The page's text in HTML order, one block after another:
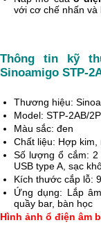
với cơ chế nhấn và
Thông tin kỹ
Sinoamigo STP-
Thương hiệu:
Model: STP-2AB/
Màu sắc: đen
Chất liệu: Hợp kim,
Số lượng ổ cắm: 2
USB type A, sạc
Kích thước cắp lỗ:
Ứng dụng: Lắp
quầy bar, bàn học
Hình ảnh ổ điện âm